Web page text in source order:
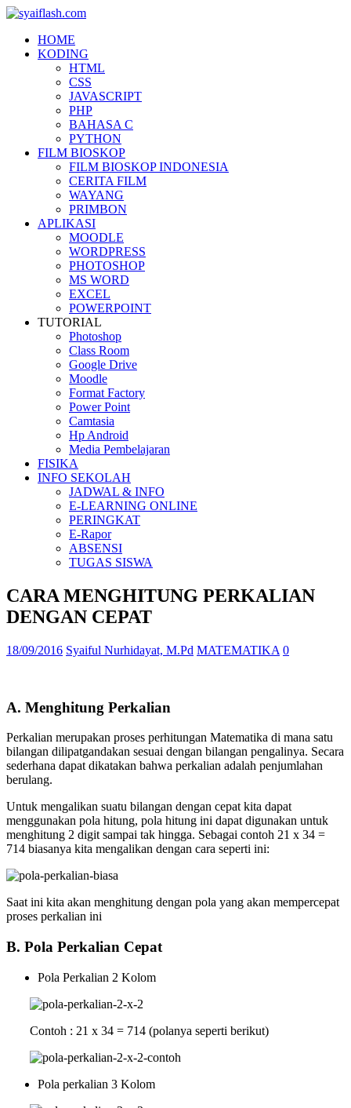
HOME
KODING
HTML
CSS
JAVASCRIPT
PHP
BAHASA C
PYTHON
FILM BIOSKOP
FILM BIOSKOP INDONESIA
CERITA FILM
WAYANG
PRIMBON
APLIKASI
MOODLE
WORDPRESS
PHOTOSHOP
MS WORD
EXCEL
POWERPOINT
TUTORIAL
Photoshop
Class Room
Google Drive
Moodle
Format Factory
Power Point
Camtasia
Hp Android
Media Pembelajaran
FISIKA
INFO SEKOLAH
JADWAL & INFO
E-LEARNING ONLINE
PERINGKAT
E-Rapor
ABSENSI
TUGAS SISWA
CARA MENGHITUNG PERKALIAN
DENGAN CEPAT
18/09/2016 Syaiful Nurhidayat, M.Pd MATEMATIKA 0
A. Menghitung Perkalian
Perkalian merupakan proses perhitungan Matematika di mana satu
bilangan dilipatgandakan sesuai dengan bilangan pengalinya. Secara
sederhana dapat dikatakan bahwa perkalian adalah penjumlahan
berulang.
Untuk mengalikan suatu bilangan dengan cepat kita dapat
menggunakan pola hitung, pola hitung ini dapat digunakan untuk
menghitung 2 digit sampai tak hingga. Sebagai contoh 21 x 34 =
714 biasanya kita mengalikan dengan cara seperti ini:
Saat ini kita akan menghitung dengan pola yang akan mempercepat
proses perkalian ini
B. Pola Perkalian Cepat
Pola Perkalian 2 Kolom
Contoh : 21 x 34 = 714 (polanya seperti berikut)
Pola perkalian 3 Kolom